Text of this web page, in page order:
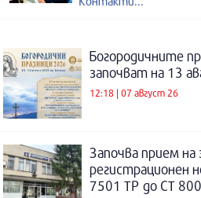
Богородичните
започват на 13
12:18 | 07 август 26
Започва прием на
регистрационен
7501 ТР до СТ